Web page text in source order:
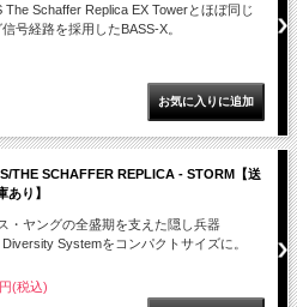
The Schaffer Replica EX Towerとほぼ同じ
号経路を採用したBASS-X。
THE SCHAFFER REPLICA - STORM【送
あり】
・ヤングの全盛期を支えた隠し兵器
Systemをコンパクトサイズに。
(税込)